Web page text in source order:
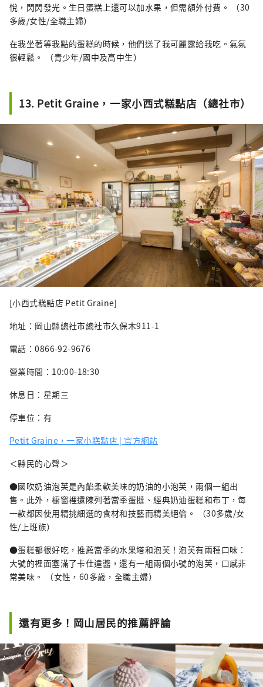
悅，閃閃發光。生日蛋糕上還可以加水果，但需額外付費。 （30
多歲/女性/全職主婦）
在我坐著等我點的蛋糕的時候，他們送了我可麗露給我吃。氣氛
很輕鬆。 （青少年/國中及高中生）
13. Petit Graine，一家小西式糕點店（總社市）
[小西式糕點店 Petit Graine]
地址：岡山縣總社市總社市久保木911-1
電話：0866-92-9676
營業時間：10:00-18:30
休息日：星期三
停車位：有
Petit Graine，一家小糕點店 | 官方網站
＜縣民的心聲＞
●國吹奶油泡芙是內餡柔軟美味的奶油的小泡芙，兩個一組出
售。此外，櫥窗裡還陳列著當季蛋撻、經典奶油蛋糕和布丁，每
一款都因使用精挑細選的食材和技藝而精美絕倫。 （30多歲/女
性/上班族）
●蛋糕都很好吃，推薦當季的水果塔和泡芙！泡芙有兩種口味：
大號的裡面塞滿了卡仕達醬，還有一組兩個小號的泡芙，口感非
常美味。 （女性，60多歲，全職主婦）
還有更多！岡山居民的推薦評論